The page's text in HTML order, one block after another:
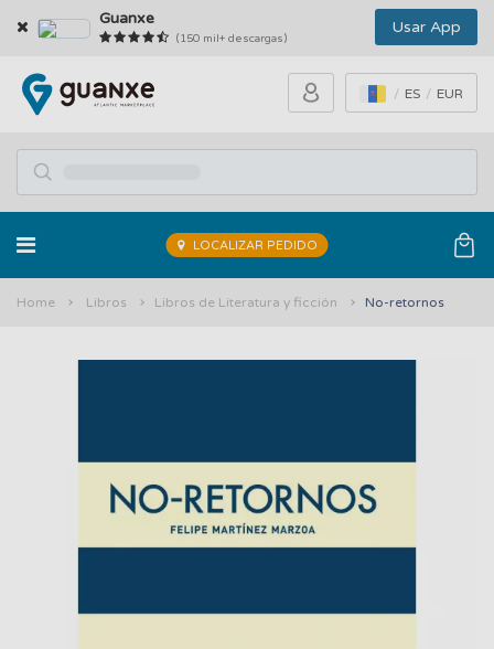
Guanxe
(150 mil+ descargas)
Usar App
ES EUR
LOCALIZAR PEDIDO
Home Libros Libros de Literatura y ficción No-retornos